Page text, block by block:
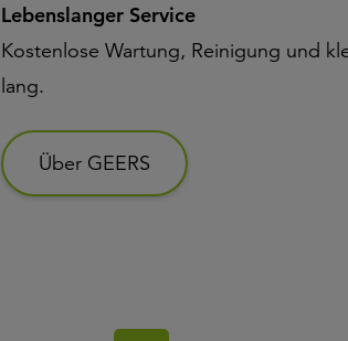
Lebenslanger Service
Kostenlose Wartung, Reinigung und
lang.
Über GEERS